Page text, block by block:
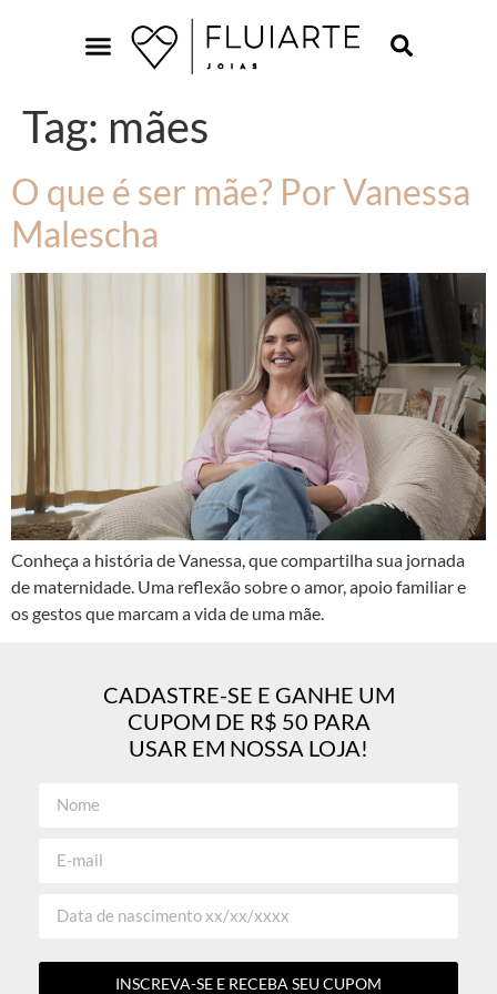
Tag: mães
O que é ser mãe? Por Vanessa
Malescha
Conheça a história de Vanessa, que compartilha sua jornada
de maternidade. Uma reflexão sobre o amor, apoio familiar e
os gestos que marcam a vida de uma mãe.
CADASTRE-SE E GANHE UM
CUPOM DE R$ 50 PARA
USAR EM NOSSA LOJA!
INSCREVA-SE E RECEBA SEU CUPOM